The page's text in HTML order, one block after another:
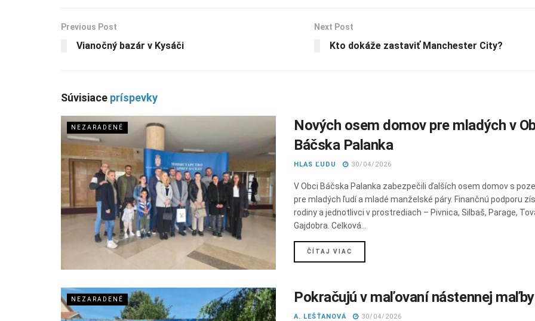
Previous Post
Vianočný bazár v Kysáči
Next Post
Kto dokáže zastaviť Manchester City?
Súvisiace príspevky
NEZARADENÉ
Nových osem domov pre mladých v
Báčska Palanka
HLAS ĽUDU 30/04/2026
V Obci Báčska Palanka zabezpečili ďalších osem domov s
pre mladých ľudí a mladé manželské páry. Finančnú podporu
rodiny a jednotlivci v prostrediach – Pivnica, Silbaš, Parage,
Gajdobra. Celková...
ČÍTAJ VIAC
NEZARADENÉ Pokračujú v maľovaní nástennej maľby
A. LEŠŤANOVÁ 30/04/2026